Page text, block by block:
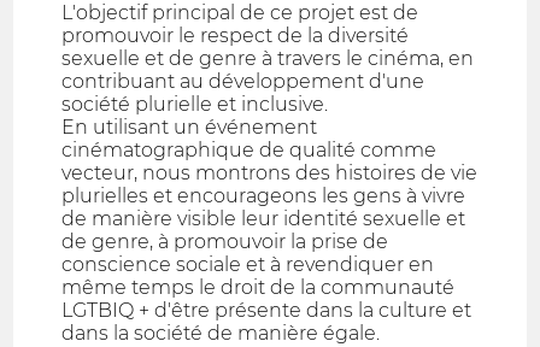
L'objectif principal de ce projet est de
promouvoir le respect de la diversité
sexuelle et de genre à travers le cinéma, en
contribuant au développement d'une
société plurielle et inclusive.
En utilisant un événement
cinématographique de qualité comme
vecteur, nous montrons des histoires de vie
plurielles et encourageons les gens à vivre
de manière visible leur identité sexuelle et
de genre, à promouvoir la prise de
conscience sociale et à revendiquer en
même temps le droit de la communauté
LGTBIQ + d'être présente dans la culture et
dans la société de manière égale.